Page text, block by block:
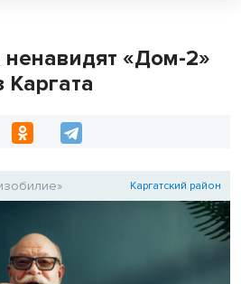
ненавидят «Дом-2»
Каргата
Каргатский район